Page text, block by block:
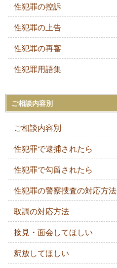
性犯罪の控訴
性犯罪の上告
性犯罪の再審
性犯罪用語集
ご相談内容別
ご相談内容別
性犯罪で逮捕されたら
性犯罪で勾留されたら
性犯罪の警察捜査の対応方法
取調の対応方法
接見・面会してほしい
釈放してほしい